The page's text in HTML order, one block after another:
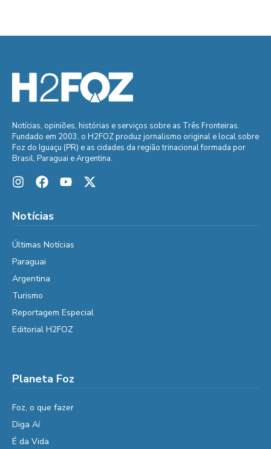
Notícias, opiniões, histórias e serviços sobre as Três Fronteiras.
Fundado em 2003, o H2FOZ produz jornalismo original e local sobre
Foz do Iguaçu (PR) e as cidades da região trinacional formada por
Brasil, Paraguai e Argentina.
Notícias
Últimas Notícias
Paraguai
Argentina
Turismo
Reportagem Especial
Editorial H2FOZ
Planeta Foz
Foz, o que fazer
Diga Aí
É da Vida